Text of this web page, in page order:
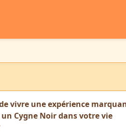
vivre une expérience
Cygne Noir dans votre vie